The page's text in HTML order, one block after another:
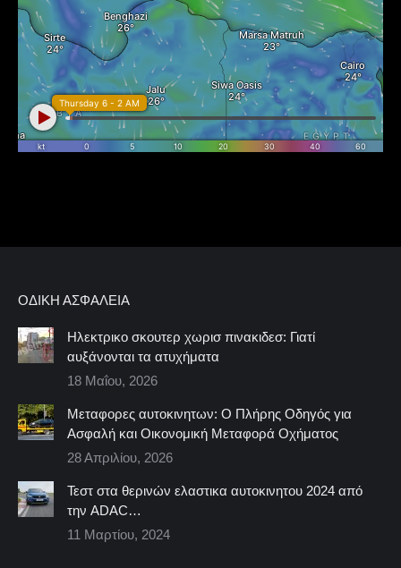
ΟΔΙΚΉ ΑΣΦΆΛΕΙΑ
Ηλεκτρικο σκουτερ χωρισ πινακιδεσ: Γιατί
αυξάνονται τα ατυχήματα
18 Μαΐου, 2026
Μεταφορες αυτοκινητων: Ο Πλήρης Οδηγός για
Ασφαλή και Οικονομική Μεταφορά Οχήματος
28 Απριλίου, 2026
Τεστ στα θερινών ελαστικα αυτοκινητου 2024 από
την ADAC…
11 Μαρτίου, 2024